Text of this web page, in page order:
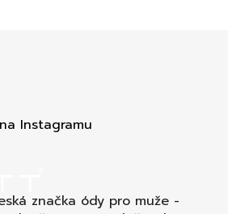
Instagramu
značka ódy pro muže -